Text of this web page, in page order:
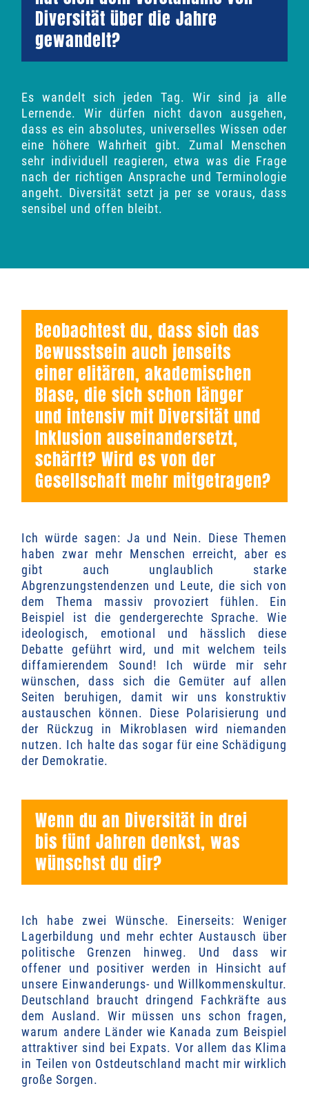
Diversität über die Jahre
gewandelt?
Es wandelt sich jeden Tag. Wir sind ja alle
Lernende. Wir dürfen nicht davon ausgehen,
dass es ein absolutes, universelles Wissen oder
eine höhere Wahrheit gibt. Zumal Menschen
sehr individuell reagieren, etwa was die Frage
nach der richtigen Ansprache und Terminologie
angeht. Diversität setzt ja per se voraus, dass
sensibel und offen bleibt.
Beobachtest du, dass sich das
Bewusstsein auch jenseits
einer elitären, akademischen
Blase, die sich schon länger
und intensiv mit Diversität und
Inklusion auseinandersetzt,
schärft? Wird es von der
Gesellschaft mehr mitgetragen?
Ich würde sagen: Ja und Nein. Diese Themen
haben zwar mehr Menschen erreicht, aber es
gibt auch unglaublich starke
Abgrenzungstendenzen und Leute, die sich von
dem Thema massiv provoziert fühlen. Ein
Beispiel ist die gendergerechte Sprache. Wie
ideologisch, emotional und hässlich diese
Debatte geführt wird, und mit welchem teils
diffamierendem Sound! Ich würde mir sehr
wünschen, dass sich die Gemüter auf allen
Seiten beruhigen, damit wir uns konstruktiv
austauschen können. Diese Polarisierung und
der Rückzug in Mikroblasen wird niemanden
nutzen. Ich halte das sogar für eine Schädigung
der Demokratie.
Wenn du an Diversität in drei
bis fünf Jahren denkst, was
wünschst du dir?
Ich habe zwei Wünsche. Einerseits: Weniger
Lagerbildung und mehr echterAustausch über
politische Grenzen
hinweg. Und dass wir
offener und positiver werden in Hinsicht auf
unsere Einwanderungs- und Willkommenskultur.
Deutschland braucht dringend Fachkräfte aus
dem Ausland. Wir müssen uns schon fragen,
warum andere Länder wie Kanada zum Beispiel
attraktiver sind bei Expats. Vor allem das Klima
in Teilen von Ostdeutschland macht mir wirklich
große Sorgen.